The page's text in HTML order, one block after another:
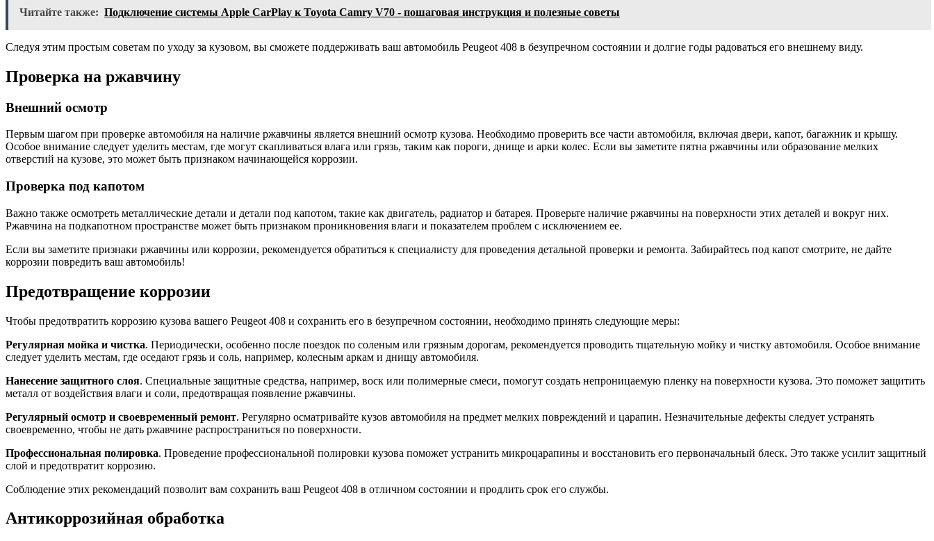
Читайте также: Подключение системы Apple CarPlay к Toyota Camry V70 - пошаговая инструкция и полезные советы
Следуя этим простым советам по уходу за кузовом, вы сможете поддерживать ваш автомобиль Peugeot 408 в безупречном состоянии и долгие годы радоваться его внешнему виду.
Проверка на ржавчину
Внешний осмотр
Первым шагом при проверке автомобиля на наличие ржавчины является внешний осмотр кузова. Необходимо проверить все части автомобиля, включая двери, капот, багажник и крышу.
Особое внимание следует уделить местам, где могут скапливаться влага или грязь, таким как пороги, днище и арки колес. Если вы заметите пятна ржавчины или образование мелких
отверстий на кузове, это может быть признаком начинающейся коррозии.
Проверка под капотом
Важно также осмотреть металлические детали и детали под капотом, такие как двигатель, радиатор и батарея. Проверьте наличие ржавчины на поверхности этих деталей и вокруг них.
Ржавчина на подкапотном пространстве может быть признаком проникновения влаги и показателем проблем с исключением ее.
Если вы заметите признаки ржавчины или коррозии, рекомендуется обратиться к специалисту для проведения детальной проверки и ремонта. Забирайтесь под капот смотрите, не дайте
коррозии повредить ваш автомобиль!
Предотвращение коррозии
Чтобы предотвратить коррозию кузова вашего Peugeot 408 и сохранить его в безупречном состоянии, необходимо принять следующие меры:
Регулярная мойка и чистка. Периодически, особенно после поездок по соленым или грязным дорогам, рекомендуется проводить тщательную мойку и чистку автомобиля. Особое внимание
следует уделить местам, где оседают грязь и соль, например, колесным аркам и днищу автомобиля.
Нанесение защитного слоя. Специальные защитные средства, например, воск или полимерные смеси, помогут создать непроницаемую пленку на поверхности кузова. Это поможет защитить
металл от воздействия влаги и соли, предотвращая появление ржавчины.
Регулярный осмотр и своевременный ремонт. Регулярно осматривайте кузов автомобиля на предмет мелких повреждений и царапин. Незначительные дефекты следует устранять
своевременно, чтобы не дать ржавчине распространиться по поверхности.
Профессиональная полировка. Проведение профессиональной полировки кузова поможет устранить микроцарапины и восстановить его первоначальный блеск. Это также усилит защитный
слой и предотвратит коррозию.
Соблюдение этих рекомендаций позволит вам сохранить ваш Peugeot 408 в отличном состоянии и продлить срок его службы.
Антикоррозийная обработка